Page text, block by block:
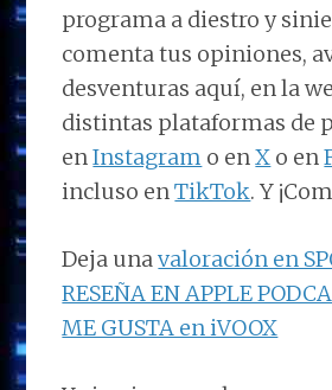
programa a diestro y
comenta tus opiniones,
desventuras aquí, en la
distintas plataformas de
enInstagram o enX o en
incluso enTikTok. Y
Deja unavaloración en
RESEÑA EN APPLE
ME GUSTA en iVOOX